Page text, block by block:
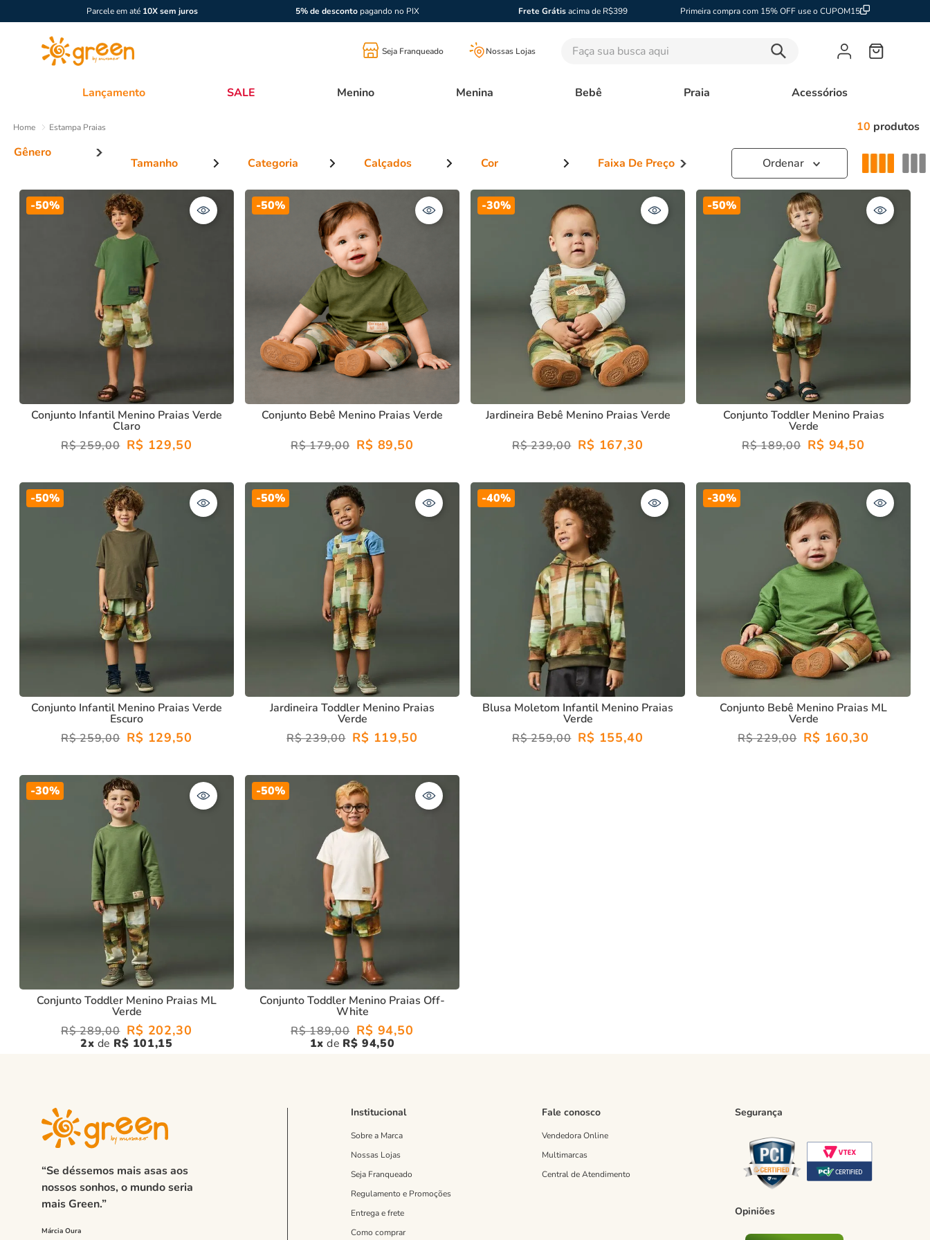
Parcele em até 10X sem juros 5% de descontopagando no PIX Frete Grátisacima de R$399 Primeira compra com 15% OFF use o CUPOM15
Seja Franqueado Nossas Lojas Faça sua busca aqui
Lançamento SALE Menino Menina Bebê Praia Acessórios
Estampa Praias 10 produtos
Tamanho
Primeiros passos
Bebê
Categoria
Casaco e Jaqueta
Conjuntos
Cor Faixa De Preço
– R$ 203,00
-50%
Conjunto Infantil Menino Praias Verde
Claro
R$ 259,00 R$ 129,50
-50%
Conjunto Bebê Menino Praias Verde
R$ 179,00 R$ 89,50
-30%
Jardineira Bebê Menino Praias Verde
R$ 239,00 R$ 167,30
-50%
Conjunto Toddler Menino Praias
Verde
R$ 189,00 R$ 94,50
-50%
Conjunto Infantil Menino Praias Verde
Escuro
R$ 259,00 R$ 129,50
-50%
Jardineira Toddler Menino Praias
Verde
R$ 239,00 R$ 119,50
-40%
Blusa Moletom Infantil Menino Praias
Verde
R$ 259,00 R$ 155,40
-30%
Conjunto Bebê Menino Praias ML
Verde
R$ 229,00 R$ 160,30
-30%
Conjunto Toddler Menino Praias ML
Verde
R$ 289,00 R$ 202,30
2 R$ 101,15
-50%
Conjunto Toddler Menino Praias Off-
White
R$ 189,00 R$ 94,50
1 R$ 94,50
“Se déssemos mais asas aos
nossos sonhos, o mundo seria
mais Green.”
Institucional
Sobre a Marca
Nossas Lojas
Seja Franqueado
Regulamento e Promoções
Entrega e frete
Como comprar
Fale conosco
Vendedora Online
Multimarcas
Central de Atendimento
Segurança
Opiniões